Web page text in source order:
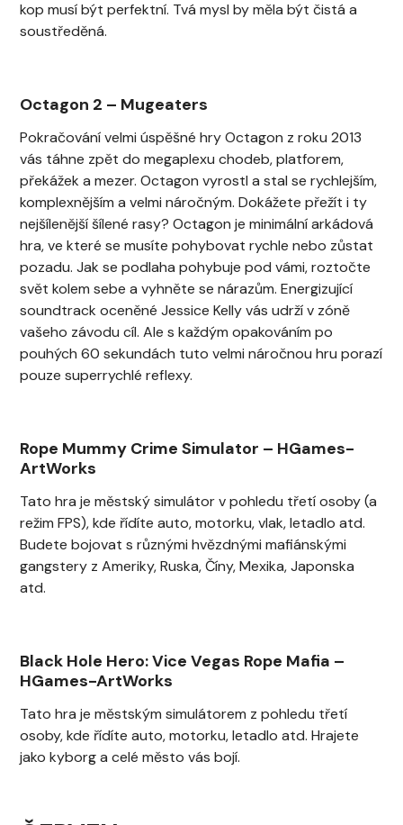
kop musí být perfektní. Tvá mysl by měla být čistá a
soustředěná.
Octagon 2 – Mugeaters
Pokračování velmi úspěšné hry Octagon z roku 2013
vás táhne zpět do megaplexu chodeb, platforem,
překážek a mezer. Octagon vyrostl a stal se rychlejším,
komplexnějším a velmi náročným. Dokážete přežít i ty
nejšílenější šílené rasy? Octagon je minimální arkádová
hra, ve které se musíte pohybovat rychle nebo zůstat
pozadu. Jak se podlaha pohybuje pod vámi, roztočte
svět kolem sebe a vyhněte se nárazům. Energizující
soundtrack oceněné Jessice Kelly vás udrží v zóně
vašeho závodu cíl. Ale s každým opakováním po
pouhých 60 sekundách tuto velmi náročnou hru porazí
pouze superrychlé reflexy.
Rope Mummy Crime Simulator – HGames-
ArtWorks
Tato hra je městský simulátor v pohledu třetí osoby (a
režim FPS), kde řídíte auto, motorku, vlak, letadlo atd.
Budete bojovat s různými hvězdnými mafiánskými
gangstery z Ameriky, Ruska, Číny, Mexika, Japonska
atd.
Black Hole Hero: Vice Vegas Rope Mafia –
HGames-ArtWorks
Tato hra je městským simulátorem z pohledu třetí
osoby, kde řídíte auto, motorku, letadlo atd. Hrajete
jako kyborg a celé město vás bojí.